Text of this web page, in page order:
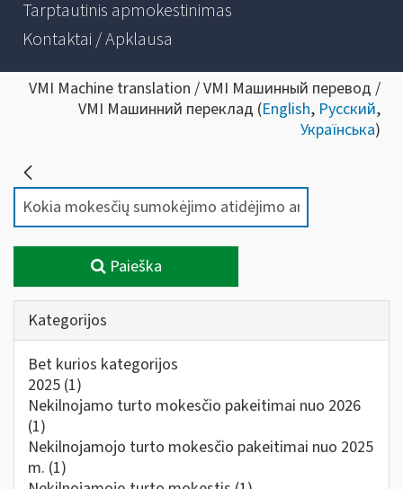
Tarptautinis apmokestinimas
Kontaktai / Apklausa
VMI Machine translation / VMI Машинный перевод /
VMI Машинний переклад (English, Русский,
Українська)
Paieška
Kategorijos
Bet kurios kategorijos
2025 (1)
Nekilnojamo turto mokesčio pakeitimai nuo 2026
(1)
Nekilnojamojo turto mokesčio pakeitimai nuo 2025
m. (1)